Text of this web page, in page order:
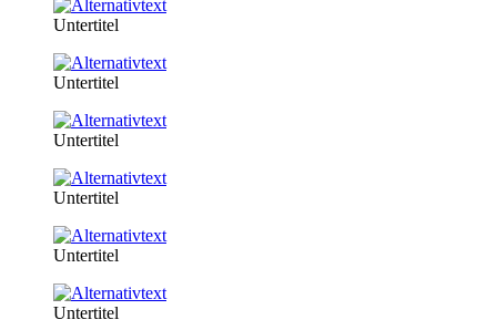
Untertitel
Untertitel
Untertitel
Untertitel
Untertitel
Untertitel